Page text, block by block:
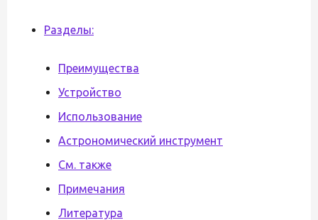
Разделы:
Преимущества
Устройство
Использование
Астрономический инструмент
См. также
Примечания
Литература